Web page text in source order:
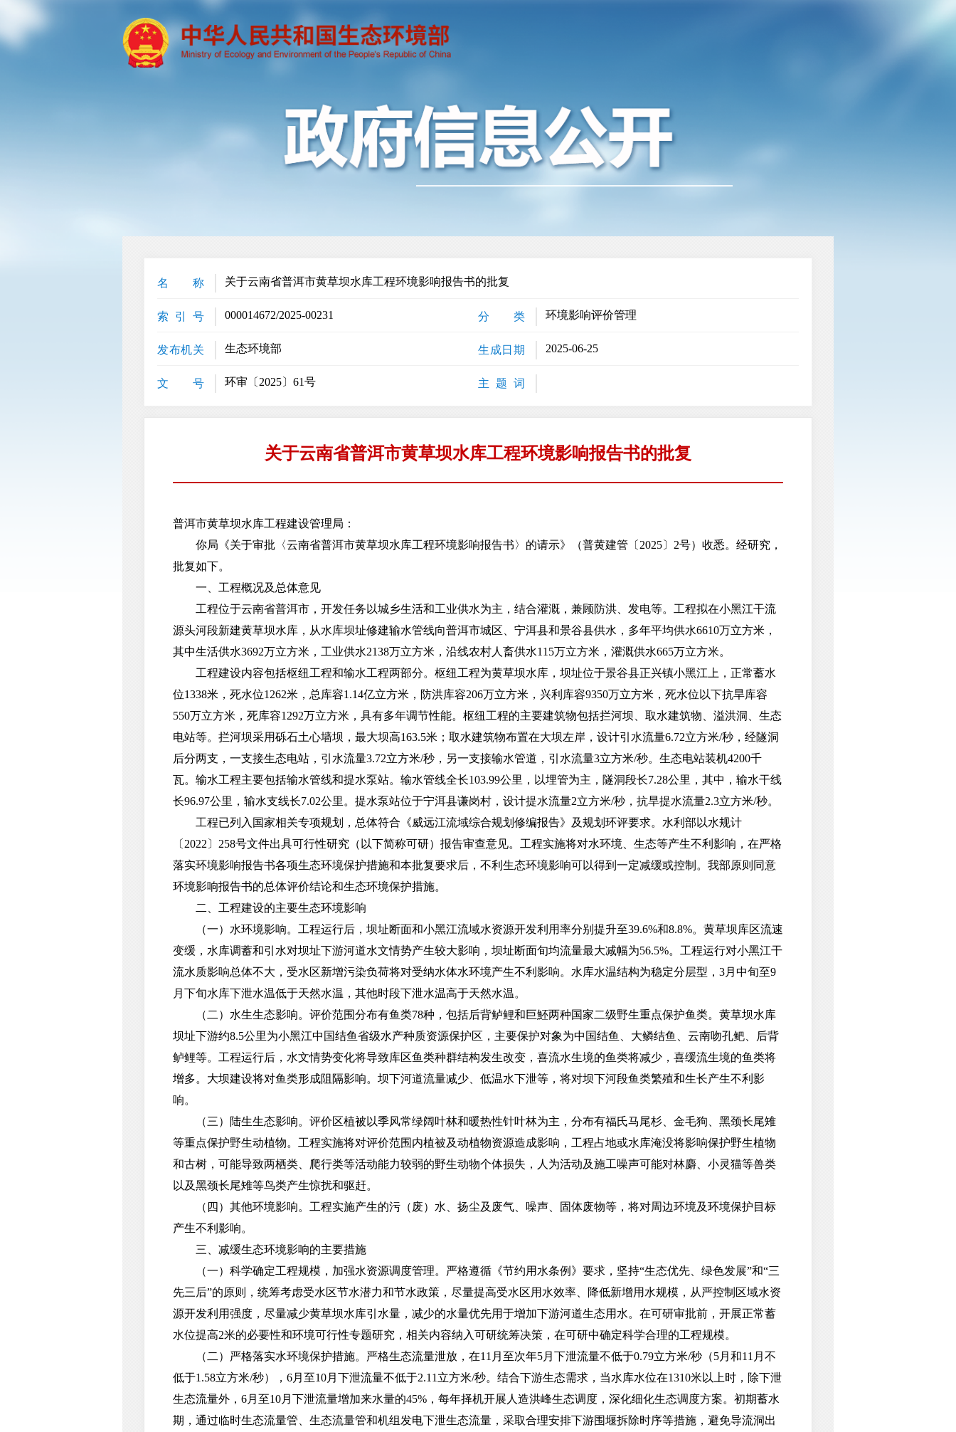
名 称 关于云南省普洱市黄草坝水库工程环境影响报告书的批复
索 引 号 000014672/2025-00231 分 类 环境影响评价管理
发布机关 生态环境部 生成日期 2025-06-25
文 号 环审〔2025〕61号 主 题 词
关于云南省普洱市黄草坝水库工程环境影响报告书的批复
普洱市黄草坝水库工程建设管理局：
你局《关于审批〈云南省普洱市黄草坝水库工程环境影响报告书〉的请示》（普黄建管〔2025〕2号）收悉。经研究，
批复如下。
一、工程概况及总体意见
工程位于云南省普洱市，开发任务以城乡生活和工业供水为主，结合灌溉，兼顾防洪、发电等。工程拟在小黑江干流
源头河段新建黄草坝水库，从水库坝址修建输水管线向普洱市城区、宁洱县和景谷县供水，多年平均供水6610万立方米，
其中生活供水3692万立方米，工业供水2138万立方米，沿线农村人畜供水115万立方米，灌溉供水665万立方米。
工程建设内容包括枢纽工程和输水工程两部分。枢纽工程为黄草坝水库，坝址位于景谷县正兴镇小黑江上，正常蓄水
位1338米，死水位1262米，总库容1.14亿立方米，防洪库容206万立方米，兴利库容9350万立方米，死水位以下抗旱库容
550万立方米，死库容1292万立方米，具有多年调节性能。枢纽工程的主要建筑物包括拦河坝、取水建筑物、溢洪洞、生态
电站等。拦河坝采用砾石土心墙坝，最大坝高163.5米；取水建筑物布置在大坝左岸，设计引水流量6.72立方米/秒，经隧洞
后分两支，一支接生态电站，引水流量3.72立方米/秒，另一支接输水管道，引水流量3立方米/秒。生态电站装机4200千
瓦。输水工程主要包括输水管线和提水泵站。输水管线全长103.99公里，以埋管为主，隧洞段长7.28公里，其中，输水干线
长96.97公里，输水支线长7.02公里。提水泵站位于宁洱县谦岗村，设计提水流量2立方米/秒，抗旱提水流量2.3立方米/秒。
工程已列入国家相关专项规划，总体符合《威远江流域综合规划修编报告》及规划环评要求。水利部以水规计
〔2022〕258号文件出具可行性研究（以下简称可研）报告审查意见。工程实施将对水环境、生态等产生不利影响，在严格
落实环境影响报告书各项生态环境保护措施和本批复要求后，不利生态环境影响可以得到一定减缓或控制。我部原则同意
环境影响报告书的总体评价结论和生态环境保护措施。
二、工程建设的主要生态环境影响
（一）水环境影响。工程运行后，坝址断面和小黑江流域水资源开发利用率分别提升至39.6%和8.8%。黄草坝库区流速
变缓，水库调蓄和引水对坝址下游河道水文情势产生较大影响，坝址断面旬均流量最大减幅为56.5%。工程运行对小黑江干
流水质影响总体不大，受水区新增污染负荷将对受纳水体水环境产生不利影响。水库水温结构为稳定分层型，3月中旬至9
月下旬水库下泄水温低于天然水温，其他时段下泄水温高于天然水温。
（二）水生生态影响。评价范围分布有鱼类78种，包括后背鲈鲤和巨魾两种国家二级野生重点保护鱼类。黄草坝水库
坝址下游约8.5公里为小黑江中国结鱼省级水产种质资源保护区，主要保护对象为中国结鱼、大鳞结鱼、云南吻孔鲃、后背
鲈鲤等。工程运行后，水文情势变化将导致库区鱼类种群结构发生改变，喜流水生境的鱼类将减少，喜缓流生境的鱼类将
增多。大坝建设将对鱼类形成阻隔影响。坝下河道流量减少、低温水下泄等，将对坝下河段鱼类繁殖和生长产生不利影
响。
（三）陆生生态影响。评价区植被以季风常绿阔叶林和暖热性针叶林为主，分布有福氏马尾杉、金毛狗、黑颈长尾雉
等重点保护野生动植物。工程实施将对评价范围内植被及动植物资源造成影响，工程占地或水库淹没将影响保护野生植物
和古树，可能导致两栖类、爬行类等活动能力较弱的野生动物个体损失，人为活动及施工噪声可能对林麝、小灵猫等兽类
以及黑颈长尾雉等鸟类产生惊扰和驱赶。
（四）其他环境影响。工程实施产生的污（废）水、扬尘及废气、噪声、固体废物等，将对周边环境及环境保护目标
产生不利影响。
三、减缓生态环境影响的主要措施
（一）科学确定工程规模，加强水资源调度管理。严格遵循《节约用水条例》要求，坚持“生态优先、绿色发展”和“三
先三后”的原则，统筹考虑受水区节水潜力和节水政策，尽量提高受水区用水效率、降低新增用水规模，从严控制区域水资
源开发利用强度，尽量减少黄草坝水库引水量，减少的水量优先用于增加下游河道生态用水。在可研审批前，开展正常蓄
水位提高2米的必要性和环境可行性专题研究，相关内容纳入可研统筹决策，在可研中确定科学合理的工程规模。
（二）严格落实水环境保护措施。严格生态流量泄放，在11月至次年5月下泄流量不低于0.79立方米/秒（5月和11月不
低于1.58立方米/秒），6月至10月下泄流量不低于2.11立方米/秒。结合下游生态需求，当水库水位在1310米以上时，除下泄
生态流量外，6月至10月下泄流量增加来水量的45%，每年择机开展人造洪峰生态调度，深化细化生态调度方案。初期蓄水
期，通过临时生态流量管、生态流量管和机组发电下泄生态流量，采取合理安排下游围堰拆除时序等措施，避免导流洞出